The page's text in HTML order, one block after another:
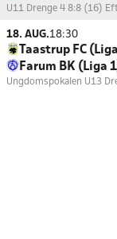
U11 Drenge 4 8:8 (16)
18. AUG.18:30
Taastrup FC
Farum BK (Liga
Ungdomspokalen U13